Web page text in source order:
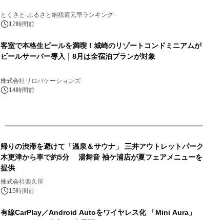
とくさと-ふるさと納税還元率ランキング-
12時間前
客室で本格生ビールを満喫！城崎のリゾートコンドミニアムが
ビールサーバー導入｜8月は全宿泊プランが対象
株式会社リロバケーションズ
14時間前
帰りの渋滞を避けて「温泉＆サウナ」 三井アウトレットパーク
木更津から車で約5分 湯舞音 袖ケ浦店が夏フェアメニューを
提供
株式会社楽久屋
15時間前
有線CarPlay／Android Autoをワイヤレス化 「Mini Aura」